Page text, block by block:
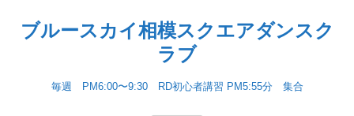
ブルースカイ相模スクエアダンスク
ラブ
毎週 PM6:00〜9:30 RD初心者講習 PM5:55分 集合